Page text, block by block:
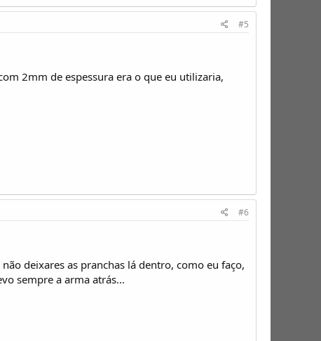
#5
2mm de espessura era o que eu utilizaria,
#6
deixares as pranchas lá dentro, como eu faço,
sempre a arma atrás...